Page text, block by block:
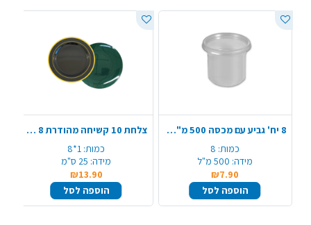
8 יח' גביע עם מכסה 500 מ"ל - שקוף
כמות: 8
מידה: 500 מ"ל
₪7.90
הוספה לסל
צלחת 10 קשיחה מהודרת 8 יח' - דגם משתנה
כמות: 1*8
מידה: 25 ס"מ
₪13.90
הוספה לסל